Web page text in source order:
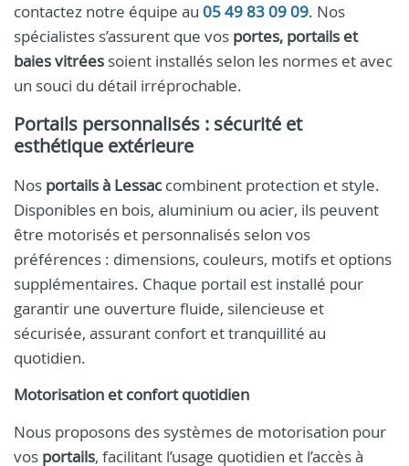
contactez notre équipe au 05 49 83 09 09. Nos
spécialistes s’assurent que vos portes, portails et
baies vitrées soient installés selon les normes et avec
un souci du détail irréprochable.
Portails personnalisés : sécurité et
esthétique extérieure
Nos portails à Lessac combinent protection et style.
Disponibles en bois, aluminium ou acier, ils peuvent
être motorisés et personnalisés selon vos
préférences : dimensions, couleurs, motifs et options
supplémentaires. Chaque portail est installé pour
garantir une ouverture fluide, silencieuse et
sécurisée, assurant confort et tranquillité au
quotidien.
Motorisation et confort quotidien
Nous proposons des systèmes de motorisation pour
vos portails, facilitant l’usage quotidien et l’accès à